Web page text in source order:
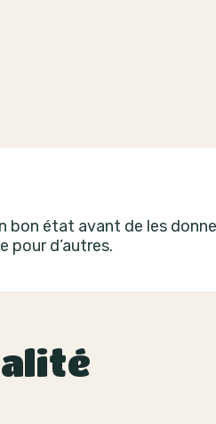
état avant de les
pour d’autres.